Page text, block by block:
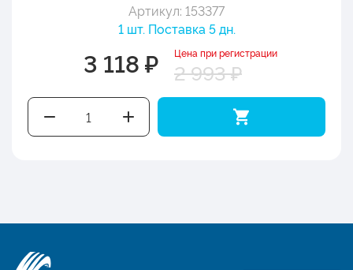
Артикул: 153377
1 шт. Поставка 5 дн.
3 118 ₽ Цена при регистрации
2 993 ₽